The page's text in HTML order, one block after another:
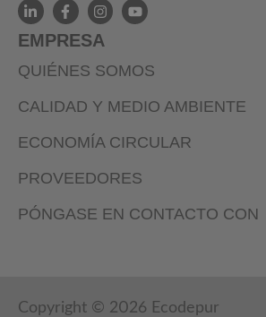
EMPRESA
QUIÉNES SOMOS
CALIDAD Y MEDIO AMBIENTE
ECONOMÍA CIRCULAR
PROVEEDORES
PÓNGASE EN CONTACTO CON
Copyright © 2026 Ecodepur